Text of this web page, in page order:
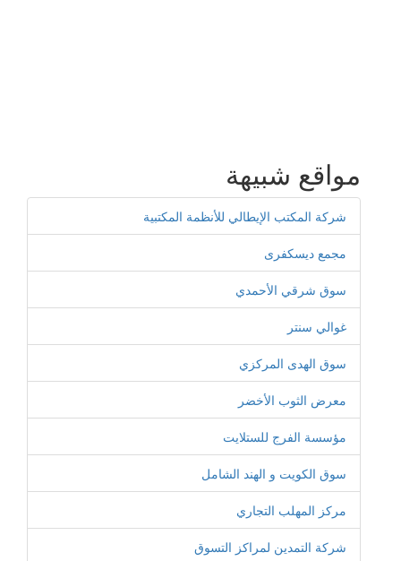
مواقع شبيهة
شركة المكتب الإيطالي للأنظمة المكتبية
مجمع ديسكفرى
سوق شرقي الأحمدي
غوالي سنتر
سوق الهدى المركزي
معرض الثوب الأخضر
مؤسسة الفرج للستلايت
سوق الكويت و الهند الشامل
مركز المهلب التجاري
شركة التمدين لمراكز التسوق